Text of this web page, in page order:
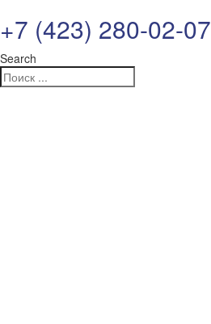
+7 (423) 280-02-07
Search